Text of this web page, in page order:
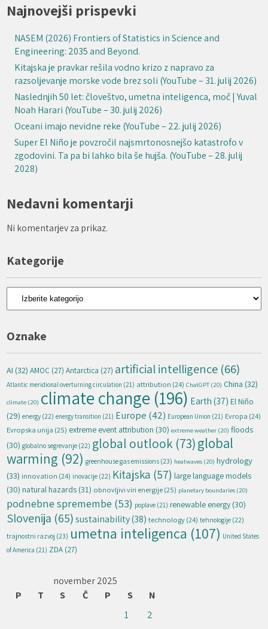
Najnovejši prispevki
NASEM (2026) Frontiers of Statistics in Science and
Engineering: 2035 and Beyond.
Kitajska je pravkar rešila vodno krizo z napravo za
razsoljevanje morske vode brez soli (YouTube – 31. julij 2026)
Naslednjih 50 let: človeštvo, umetna inteligenca, moč | Yuval
Noah Harari (YouTube – 30. julij 2026)
Oceani imajo nevidne reke (YouTube – 22. julij 2026)
Super El Niño je povzročil najsmrtonosnejšo katastrofo v
zgodovini. Ta pa bi lahko bila še hujša. (YouTube – 28. julij
2028)
Nedavni komentarji
Ni komentarjev za prikaz.
Kategorije
Kategorije
Oznake
AI (32) AMOC (27) Antarctica (27) artificial intelligence (66)
Atlantic meridional overturning circulation (21) attribution (24) ChatGPT (20) China (32)
climate (20) climate change (196) Earth (37) El Niño
(29) energy (22) energy transition (21) Europe (42) European Union (21) Evropa (24)
Evropska unija (25) extreme event attribution (30) extreme weather (20) floods
(30) globalno segrevanje (22) global outlook (73)global
warming (92) greenhouse gas emissions (23) heatwaves (20) hydrology
(33) innovation (24) inovacije (22) Kitajska (57) large language models
(30) natural hazards (31) obnovljivi viri energije(25) planetary boundaries (20)
podnebne spremembe (53) poplave (21) renewable energy (30)
Slovenija (65) sustainability(38) technology(24) tehnologije (22)
trajnostni razvoj (23) umetna inteligenca (107) United States
of America (21) ZDA (27)
november 2025
P
T S Č P S
N
1
2